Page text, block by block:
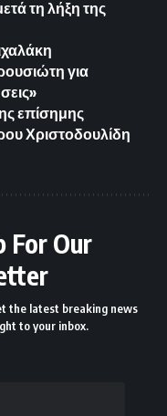
τη λήξη της
για
επίσημης
Χριστοδουλίδη
For Our
the latest breaking news
to your inbox.